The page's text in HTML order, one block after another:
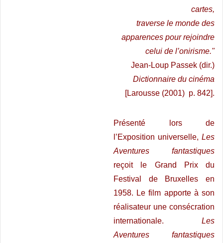
cartes,
traverse le monde des
apparences pour rejoindre
celui de l’onirisme."
Jean-Loup Passek (dir.)
Dictionnaire du cinéma
[Larousse (2001) p. 842].
Présenté lors de
l’Exposition universelle, Les
Aventures fantastiques
reçoit le Grand Prix du
Festival de Bruxelles en
1958. Le film apporte à son
réalisateur une consécration
internationale. Les
Aventures fantastiques